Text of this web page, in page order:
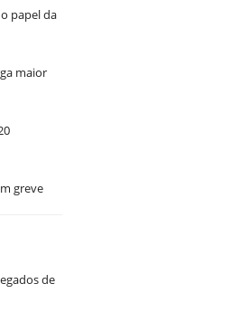
papel da
maior
greve
de